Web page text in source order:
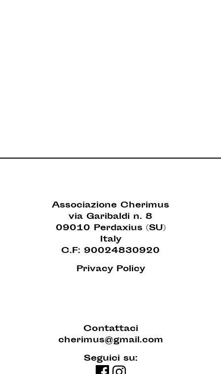
Associazione Cherimus
via Garibaldi n. 8
09010 Perdaxius (SU)
Italy
C.F: 90024830920
Privacy Policy
Contattaci
cherimus@gmail.com
Seguici su: